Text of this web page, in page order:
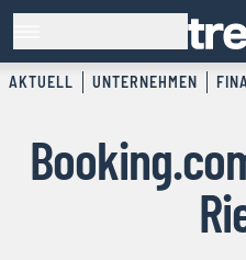
AKTUELL UNTERNEHMEN